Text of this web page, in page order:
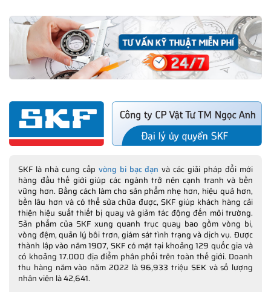
SKF là nhà cung cấp vòng bi bạc đạn và các giải pháp đổi mới
hàng đầu thế giới giúp các ngành trở nên cạnh tranh và bền
vững hơn. Bằng cách làm cho sản phẩm nhẹ hơn, hiệu quả hơn,
bền lâu hơn và có thể sửa chữa được, SKF giúp khách hàng cải
thiện hiệu suất thiết bị quay và giảm tác động đến môi trường.
Sản phẩm của SKF xung quanh trục quay bao gồm vòng bi,
vòng đệm, quản lý bôi trơn, giám sát tình trạng và dịch vụ. Được
thành lập vào năm 1907, SKF có mặt tại khoảng 129 quốc gia và
có khoảng 17.000 địa điểm phân phối trên toàn thế giới. Doanh
thu hàng năm vào năm 2022 là 96,933 triệu SEK và số lượng
nhân viên là 42,641.